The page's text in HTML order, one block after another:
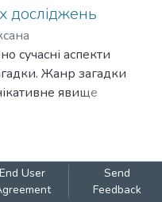
досліджень
сучасні аспекти
Жанр загадки
явище
Також зроблено
імпліцитному.
End User
Send
Feedback